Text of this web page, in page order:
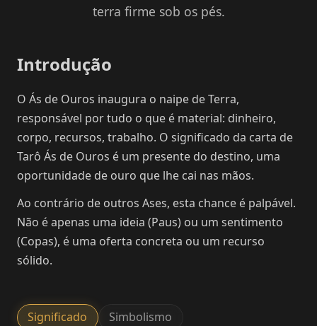
terra firme sob os pés.
Introdução
O Ás de Ouros inaugura o naipe de Terra,
responsável por tudo o que é material: dinheiro,
corpo, recursos, trabalho. O significado da carta de
Tarô Ás de Ouros é um presente do destino, uma
oportunidade de ouro que lhe cai nas mãos.
Ao contrário de outros Ases, esta chance é palpável.
Não é apenas uma ideia (Paus) ou um sentimento
(Copas), é uma oferta concreta ou um recurso
sólido.
Significado
Simbolismo